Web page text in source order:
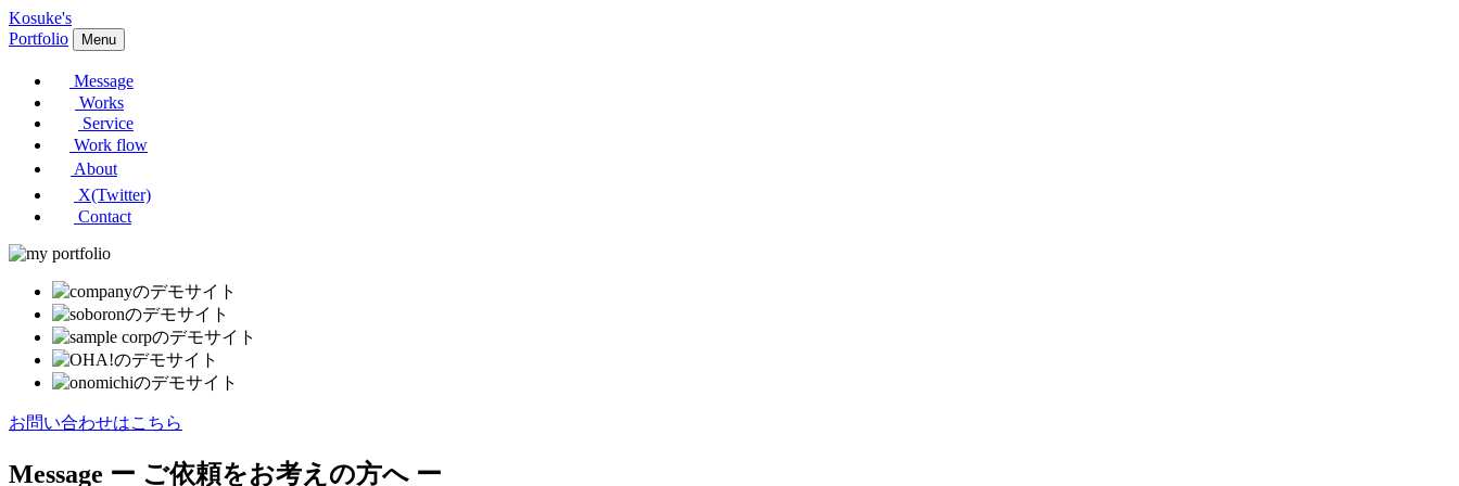
Kosuke's
Portfolio
Menu
Message
Works
Service
Work flow
About
X(Twitter)
Contact
お問い合わせはこちら
Message ー ご依頼をお考えの方へ ー